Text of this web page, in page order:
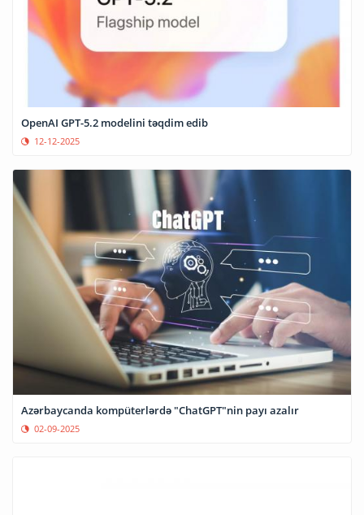
OpenAI GPT-5.2 modelini təqdim edib
12-12-2025
Azərbaycanda kompüterlərdə "ChatGPT"nin payı azalır
02-09-2025